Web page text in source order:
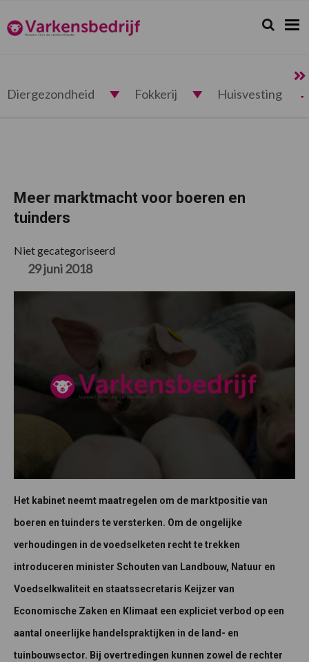
de
hoofdnavigatie
de
hoofd
de
eerste
de
voettekst
Varkensbedrijf.nl Zoeken...
Zoek
Diergezondheid Fokkerij Huisvesting
Meer marktmacht voor boeren en
tuinders
Niet gecategoriseerd
29 juni 2018
Het kabinet neemt maatregelen om de marktpositie van
boeren en tuinders te versterken. Om de ongelijke
verhoudingen in de voedselketen recht te trekken
introduceren minister Schouten van Landbouw, Natuur en
Voedselkwaliteit en staatssecretaris Keijzer van
Economische Zaken en Klimaat een expliciet verbod op een
aantal oneerlijke handelspraktijken in de land- en
tuinbouwsector. Bij overtredingen kunnen zowel de rechter